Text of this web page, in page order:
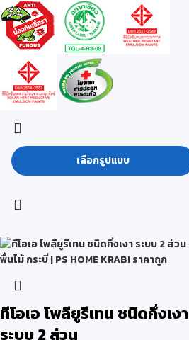
เลือกรูปแบบ
ทีโอเอ โพลียูรีเทน ชนิดกึ่งเงา
ระบบ 2 ส่วน